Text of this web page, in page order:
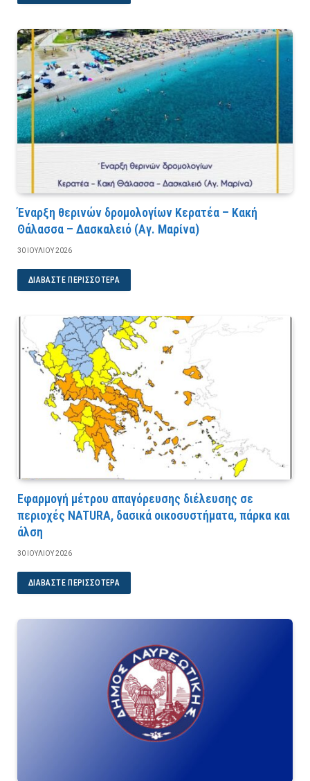
Έναρξη θερινών δρομολογίων Κερατέα – Κακή
Θάλασσα – Δασκαλειό (Αγ. Μαρίνα)
30 ΙΟΥΛΊΟΥ 2026
ΔΙΑΒΆΣΤΕ ΠΕΡΙΣΣΌΤΕΡΑ
Εφαρμογή μέτρου απαγόρευσης διέλευσης σε
περιοχές NATURA, δασικά οικοσυστήματα, πάρκα και
άλση
30 ΙΟΥΛΊΟΥ 2026
ΔΙΑΒΆΣΤΕ ΠΕΡΙΣΣΌΤΕΡΑ